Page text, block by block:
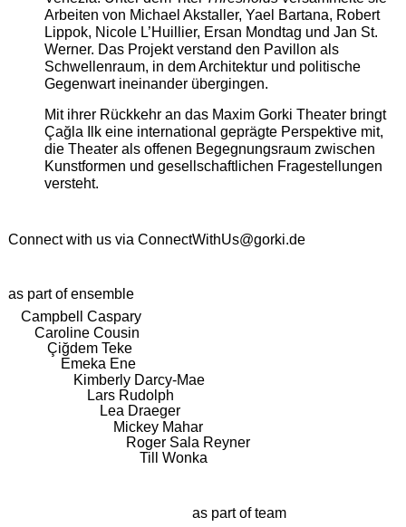
Arbeiten von Michael Akstaller, Yael Bartana, Robert
Lippok, Nicole L’Huillier, Ersan Mondtag und Jan St.
Werner. Das Projekt verstand den Pavillon als
Schwellenraum, in dem Architektur und politische
Gegenwart ineinander übergingen.
Mit ihrer Rückkehr an das Maxim Gorki Theater bringt
Çağla Ilk eine international geprägte Perspektive mit,
die Theater als offenen Begegnungsraum zwischen
Kunstformen und gesellschaftlichen Fragestellungen
versteht.
Connect with us via ConnectWithUs@gorki.de
as part of ensemble
Campbell Caspary
Caroline Cousin
Çiğdem Teke
Emeka Ene
Kimberly Darcy-Mae
Lars Rudolph
Lea Draeger
Mickey Mahar
Roger Sala Reyner
Till Wonka
as part of team